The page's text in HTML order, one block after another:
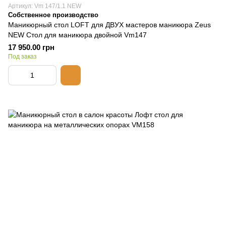
Артикул: Vm 147/1.1 NEW
Собственное производство
Маникюрный стол LOFT для ДВУХ мастеров маникюра Zeus
NEW Стол для маникюра двойной Vm147
17 950.00 грн
Под заказ